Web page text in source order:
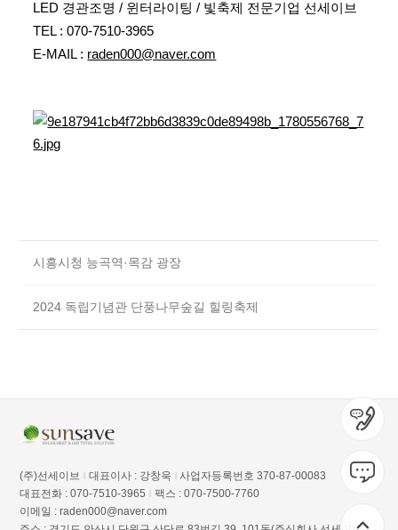
LED 경관조명 / 윈터라이팅 / 빛축제 전문기업 선세이브
TEL : 070-7510-3965
E-MAIL : raden000@naver.com
시흥시청 능곡역·목감 광장
2024 독립기념관 단풍나무숲길 힐링축제
(주)선세이브 | 대표이사 : 강창욱
사업자등록번호 370-87-00083
대표전화 : 070-7510-3965
| 팩스 : 070-7500-7760
이메일 :raden000@naver.com